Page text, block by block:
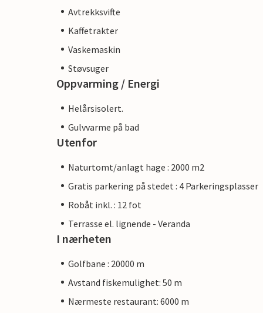
Avtrekksvifte
Kaffetrakter
Vaskemaskin
Støvsuger
Oppvarming / Energi
Helårsisolert.
Gulvvarme på bad
Utenfor
Naturtomt/anlagt hage : 2000 m2
Gratis parkering på stedet : 4 Parkeringsplasser
Robåt inkl. : 12 fot
Terrasse el. lignende - Veranda
I nærheten
Golfbane : 20000 m
Avstand fiskemulighet: 50 m
Nærmeste restaurant: 6000 m